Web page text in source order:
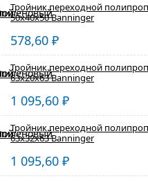
Тройник переходной
50х40х50 Banninger
578,60 ₽
Тройник переходной
63х20х63 Banninger
1 095,60 ₽
Тройник переходной
63х32х63 Banninger
1 095,60 ₽